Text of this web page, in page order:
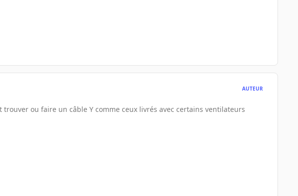
AUTEUR
ou faire un câble Y comme ceux livrés avec certains ventilateurs